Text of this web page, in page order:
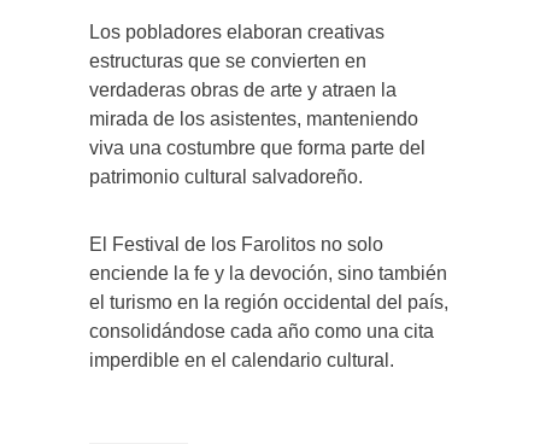
Los pobladores elaboran creativas
estructuras que se convierten en
verdaderas obras de arte y atraen la
mirada de los asistentes, manteniendo
viva una costumbre que forma parte del
patrimonio cultural salvadoreño.
El Festival de los Farolitos no solo
enciende la fe y la devoción, sino también
el turismo en la región occidental del país,
consolidándose cada año como una cita
imperdible en el calendario cultural.